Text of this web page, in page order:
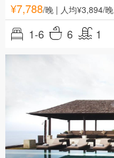
¥7,788/晚| 人均¥3,894/晚
1-6 6 1